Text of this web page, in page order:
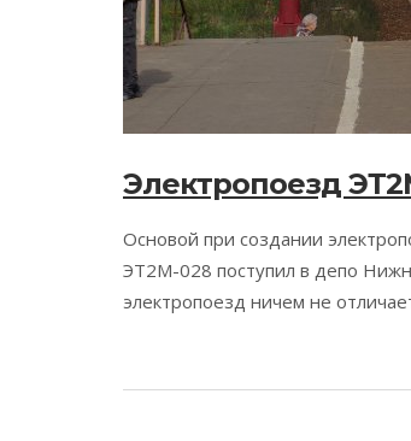
Электропоезд
Основой при создании
ЭТ2М-028 поступил в депо
электропоезд ничем не